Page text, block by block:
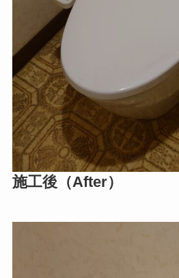
施工後（After）